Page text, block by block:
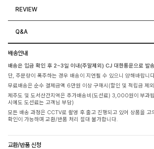
REVIEW
Q&A
배송안내
배송은 입금 확인 후 2~3일 이내(주말제외) CJ 대한통운으로 발
단, 주문량이 폭주하는 경우 배송이 지연될 수 있으니 양해바랍니
무료배송은 순수 결제금액 6만원 이상 구매시(할인 및 적립금 제
제주도 및 도서산간지역은 추가배송비(도선료) 3,000원이 부과
시에도 도선료는 고객님 부담)
모든 배송 과정은 CCTV로 촬영 후 출고 진행되고 있어 상품을 고
확인이 가능하며 교환/반품 처리 절대 불가합니다.
교환/반품 신청